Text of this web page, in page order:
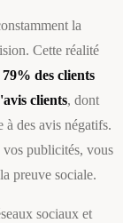
la
Cette réalité
79% des clients
clients, dont
à des avis négatifs.
vos publicités, vous
preuve sociale.
sociaux et